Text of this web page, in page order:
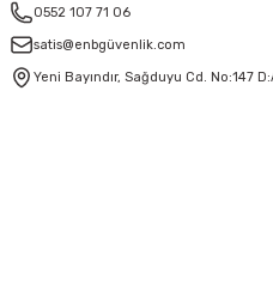
0552 107 71 06
satis@enbgüvenlik.com
Yeni Bayındır, Sağduyu Cd. No:147